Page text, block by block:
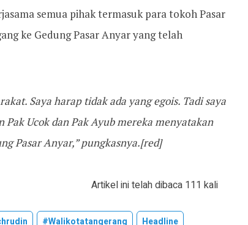
semua pihak termasuk para tokoh Pasar
ke Gedung Pasar Anyar yang telah
Saya harap tidak ada yang egois. Tadi saya
Ucok dan Pak Ayub mereka menyatakan
Pasar Anyar,” pungkasnya.[red]
Artikel ini telah dibaca 111 kali
#walikotatangerang Headline